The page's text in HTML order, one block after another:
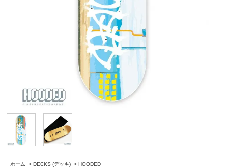
ホーム > DECKS (デッキ) > HOODED